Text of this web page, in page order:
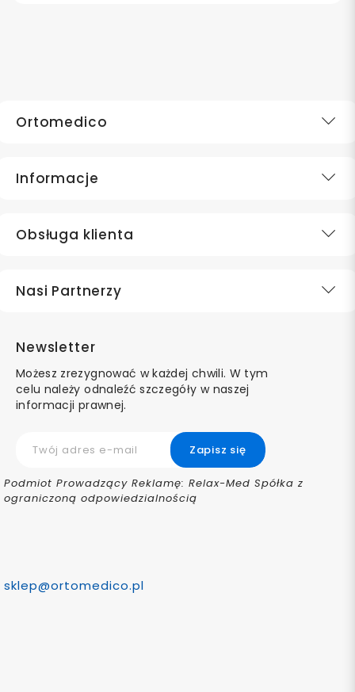
Ortomedico
Informacje
Obsługa klienta
Nasi Partnerzy
Newsletter
Możesz zrezygnować w każdej chwili. W tym
celu należy odnaleźć szczegóły w naszej
informacji prawnej.
Podmiot Prowadzący Reklamę: Relax-Med Spółka z
ograniczoną odpowiedzialnością
sklep@ortomedico.pl